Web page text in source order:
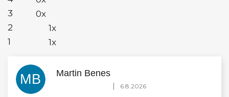
3
0x
2
1x
1
1x
MB Martin Benes
Hodnocení obchodu je 5 z 5 hvězdiček.
| 6.8.2026